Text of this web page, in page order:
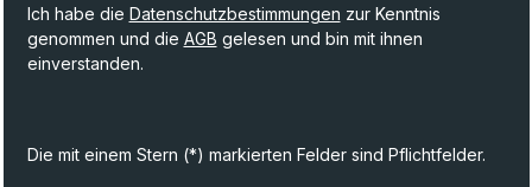
Ich habe die Datenschutzbestimmungen zur Kenntnis
genommen und die AGB gelesen und bin mit ihnen
einverstanden.
Die mit einem Stern (*) markierten Felder sind Pflichtfelder.